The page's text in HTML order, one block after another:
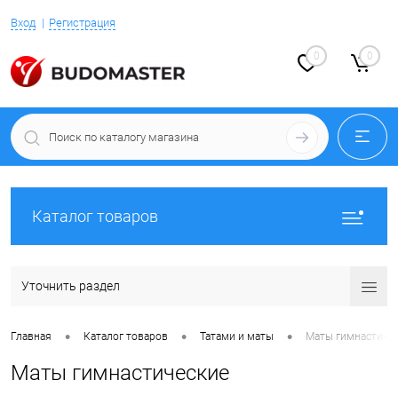
Вход Регистрация
0 0
Каталог товаров
Уточнить раздел
Главная • Каталог товаров • Татами и маты • Маты
Маты гимнастические